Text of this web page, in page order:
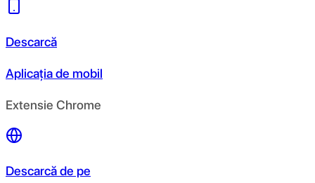
Descarcă
Aplicația de mobil
Extensie Chrome
Descarcă de pe